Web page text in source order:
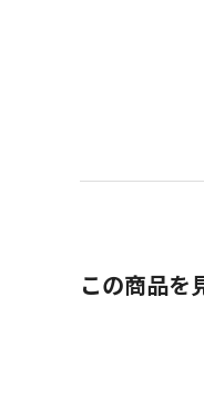
この商品を